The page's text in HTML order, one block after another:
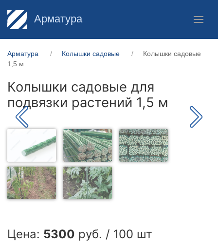
Арматура
Арматура Колышки садовые
Колышки садовые
1,5 м
Колышки садовые для
подвязки растений 1,5 м
Цена: 5300 руб. / 100 шт